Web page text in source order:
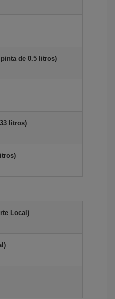
de 0.5 litros)
litros)
Local)